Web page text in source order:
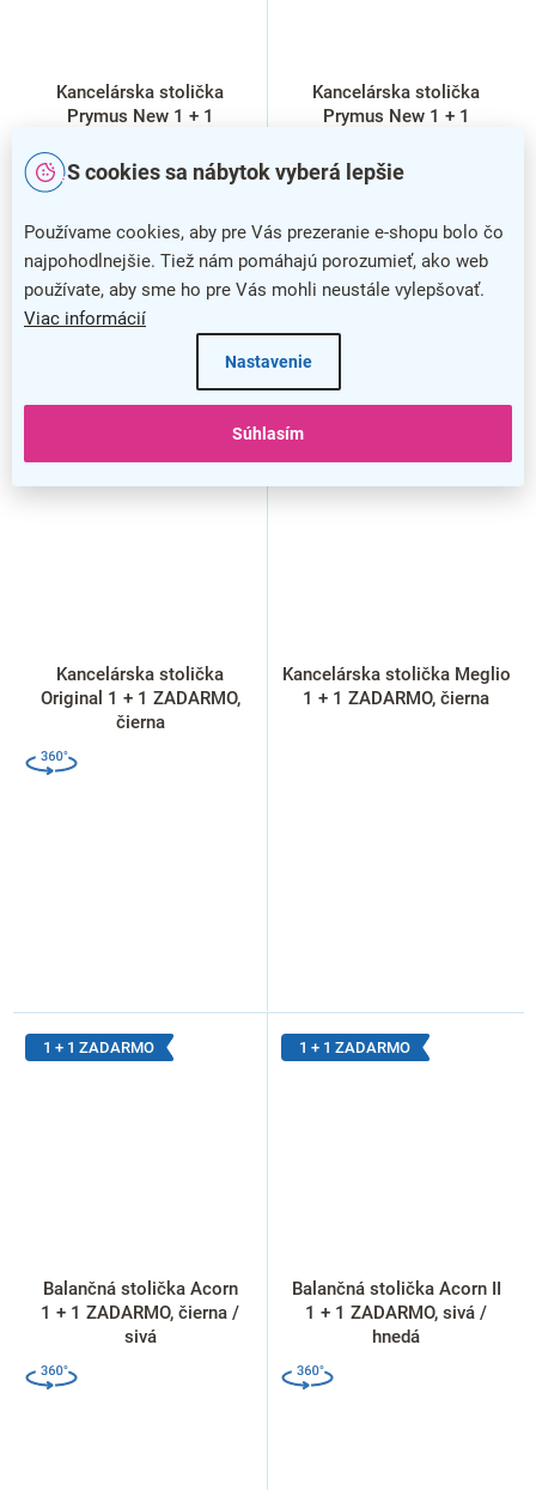
S cookies sa nábytok vyberá lepšie
Používame cookies, aby pre Vás prezeranie e-shopu bolo čo
najpohodlnejšie. Tiež nám pomáhajú porozumieť, ako web
používate, aby sme ho pre Vás mohli neustále vylepšovať.
Viac informácií
Nastavenie
Súhlasím
Kancelárska stolička
Prymus New 1 + 1
Kancelárska stolička
Prymus New 1 + 1
Kancelárska stolička
Original 1 + 1 ZADARMO,
čierna
NOVINKA
1 + 1 ZADARMO
Kancelárska stolička Meglio
1 + 1 ZADARMO, čierna
1 + 1 ZADARMO
Balančná stolička Acorn
1 + 1 ZADARMO, čierna /
sivá
1 + 1 ZADARMO
Balančná stolička Acorn II
1 + 1 ZADARMO, sivá /
hnedá